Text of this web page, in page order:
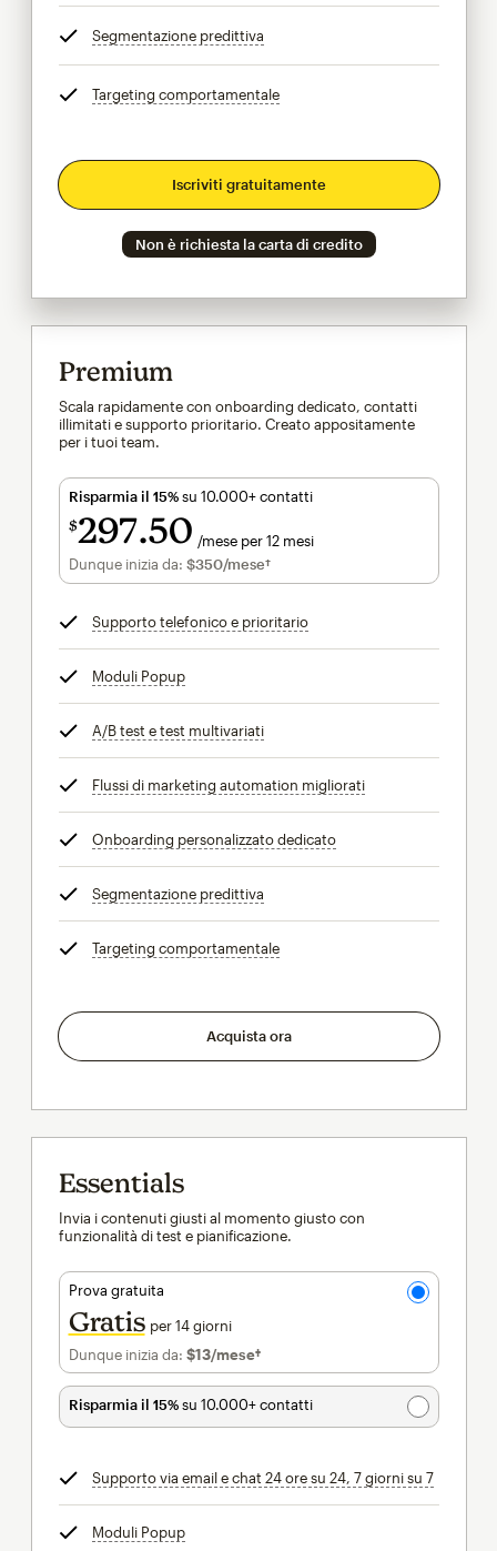
Segmentazione predittiva
Targeting comportamentaletooltip
Iscriviti gratuitamente
Non è richiesta la carta di credito
Premium
Scala rapidamente con onboarding dedicato, contatti
illimitati e supporto prioritario. Creato appositamente
per i tuoi team.
Risparmia il 15%su 10.000+ contatti
$297 50 /mese per 12 mesi
$297.50 al mese per 12 mesi
Dunque inizia da: $350/mese†al mese†
Supporto telefonico e prioritariotooltip
Moduli Popuptooltip
A/B test e test multivariatitooltip
Flussi di marketing automation miglioratitooltip
Onboarding personalizzato dedicatotooltip
Segmentazione predittiva
Targeting comportamentaletooltip
Acquista ora
Essentials
Invia i contenuti giusti al momento giusto con
funzionalità di test e pianificazione.
Prova gratuita
Gratis per 14 giorni
Dunque inizia da: $13/mese†al mese†
Risparmia il 15%su 10.000+ contatti
Supporto via email e chat 24 ore su 24, 7 giorni su 7tooltip
Moduli Popuptooltip